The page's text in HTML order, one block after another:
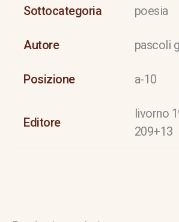
Sottocategoria poesia
Autore pascoli
Posizione a-10
Editore
livorno
209+13